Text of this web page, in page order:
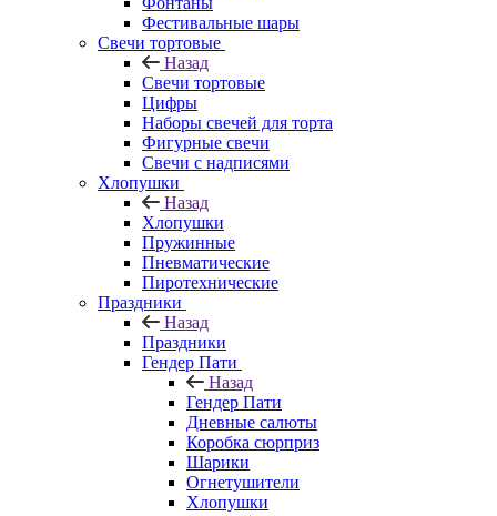
Фестивальные шары
Свечи тортовые
Назад
Свечи тортовые
Цифры
Наборы свечей для торта
Фигурные свечи
Свечи с надписями
Хлопушки
Назад
Хлопушки
Пружинные
Пневматические
Пиротехнические
Праздники
Назад
Праздники
Гендер Пати
Назад
Гендер Пати
Дневные салюты
Коробка сюрприз
Шарики
Огнетушители
Хлопушки